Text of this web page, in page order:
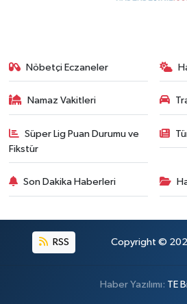
Nöbetçi Eczaneler
Namaz Vakitleri
Süper Lig Puan Durumu ve
Fikstür
Son Dakika Haberleri
RSS Copyright ©
Haber Yazılımı: TE